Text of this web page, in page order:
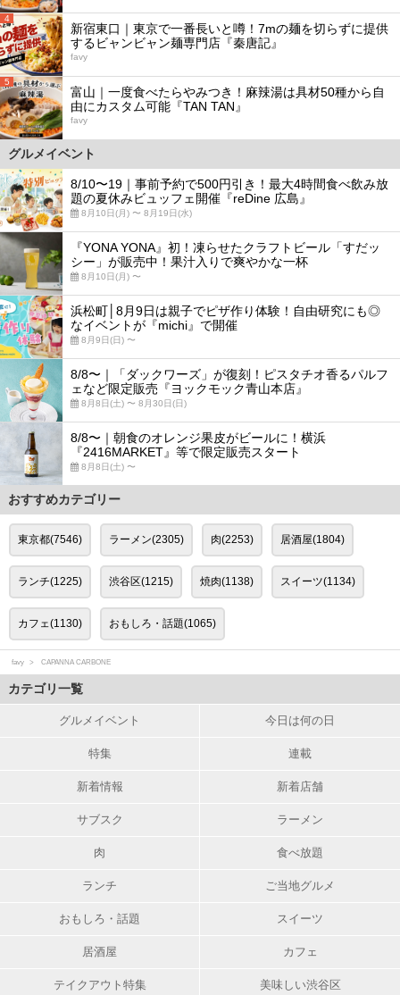
4
新宿東口｜東京で一番長いと噂！7mの麺を切らずに提供
するビャンビャン麺専門店『秦唐記』
favy
5
富山｜一度食べたらやみつき！麻辣湯は具材50種から自
由にカスタム可能『TAN TAN』
favy
グルメイベント
8/10〜19｜事前予約で500円引き！最大4時間食べ飲み放
題の夏休みビュッフェ開催『reDine 広島』
8月10日(月) 〜 8月19日(水)
『YONA YONA』初！凍らせたクラフトビール「すだッ
シー」が販売中！果汁入りで爽やかな一杯
8月10日(月) 〜
浜松町│8月9日は親子でピザ作り体験！自由研究にも◎
なイベントが『michi』で開催
8月9日(日) 〜
8/8〜｜「ダックワーズ」が復刻！ピスタチオ香るパルフ
ェなど限定販売『ヨックモック青山本店』
8月8日(土) 〜 8月30日(日)
8/8〜｜朝食のオレンジ果皮がビールに！横浜
『2416MARKET』等で限定販売スタート
8月8日(土) 〜
おすすめカテゴリー
東京都(7546) ラーメン(2305) 肉(2253) 居酒屋(1804)
ランチ(1225) 渋谷区(1215) 焼肉(1138) スイーツ(1134)
カフェ(1130) おもしろ・話題(1065)
favy CAPANNA CARBONE
カテゴリ一覧
グルメイベント 今日は何の日
特集 連載
新着情報 新着店舗
サブスク ラーメン
肉 食べ放題
ランチ ご当地グルメ
おもしろ・話題 スイーツ
居酒屋 カフェ
テイクアウト特集 美味しい渋谷区